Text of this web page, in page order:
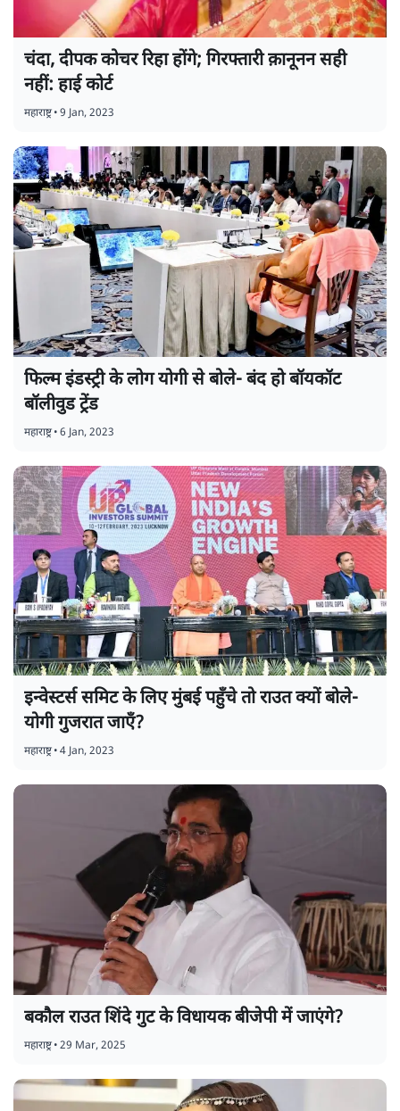
चंदा, दीपक कोचर रिहा होंगे; गिरफ्तारी क़ानूनन सही
नहीं: हाई कोर्ट
महाराष्ट्र•9 Jan, 2023
फिल्म इंडस्ट्री के लोग योगी से बोले- बंद हो बॉयकॉट
बॉलीवुड ट्रेंड
महाराष्ट्र•6 Jan, 2023
इन्वेस्टर्स समिट के लिए मुंबई पहुँचे तो राउत क्यों बोले-
योगी गुजरात जाएँ?
महाराष्ट्र•4 Jan, 2023
बकौल राउत शिंदे गुट के विधायक बीजेपी में जाएंगे?
महाराष्ट्र•29 Mar, 2025